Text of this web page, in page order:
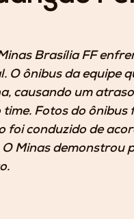
Brasília FF
O ônibus da equipe
causando um
Fotos do ônibus
foi conduzido de
Minas demonstrou